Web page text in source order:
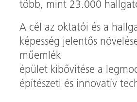
több, mint 23.000
A cél az oktatói és a
képesség jelentős
műemlék
épület kibővítése a
építészeti és innovatív